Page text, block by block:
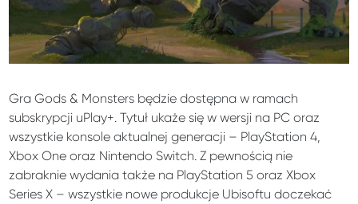
Gra Gods & Monsters będzie dostępna w ramach
subskrypcji uPlay+. Tytuł ukaże się w wersji na PC oraz
wszystkie konsole aktualnej generacji – PlayStation 4,
Xbox One oraz Nintendo Switch. Z pewnością nie
zabraknie wydania także na PlayStation 5 oraz Xbox
Series X – wszystkie nowe produkcje Ubisoftu doczekać